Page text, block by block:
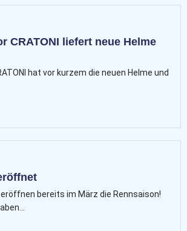
CRATONI liefert neue Helme
hat vor kurzem die neuen Helme und
eröffnen bereits im März die Rennsaison!